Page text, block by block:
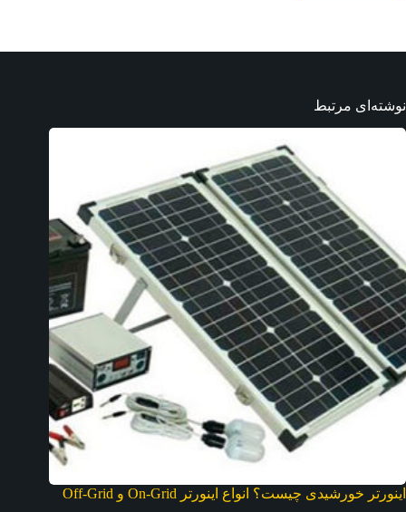
نوشته‌ای مرتبط
اینورتر خورشیدی چیست؟ انواع اینورتر On-Grid و Off-Grid